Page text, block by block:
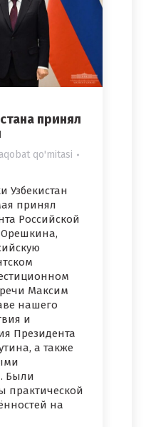
принял
qo'mitasi
Узбекистан
принял
Российской
Максим
нашего
и
Президента
а также
Были
практической
на